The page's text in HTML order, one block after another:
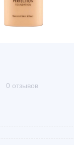
0 отзывов